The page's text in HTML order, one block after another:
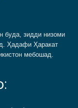
буда, зидди низоми
Ҳадафи Ҳаракат
мебошад.